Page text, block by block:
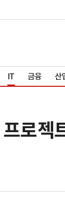
IT 금융 산
로